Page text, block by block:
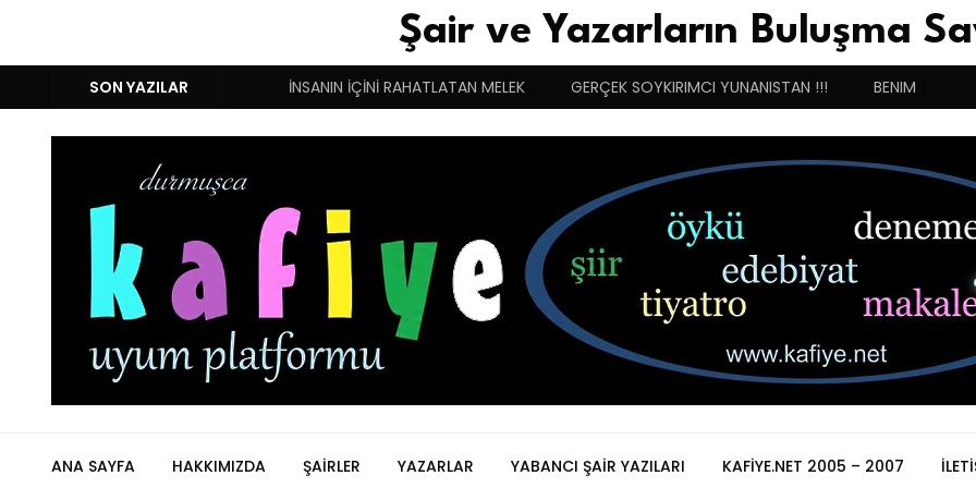
Şair ve Yazarların Buluşma
SON YAZILAR
DUYGULARIN BASARINDIR! İNSANIN İÇİNİ RAHATLATAN MELEK GERÇEK SOYKIRIMCI YUNANISTAN !!! BENIM
ANA SAYFA HAKKIMIZDA ŞAIRLER YAZARLAR YABANCI ŞAIR YAZILARI KAFIYE.NET 2005 – 2007